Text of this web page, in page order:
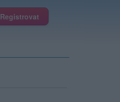
Registrovat